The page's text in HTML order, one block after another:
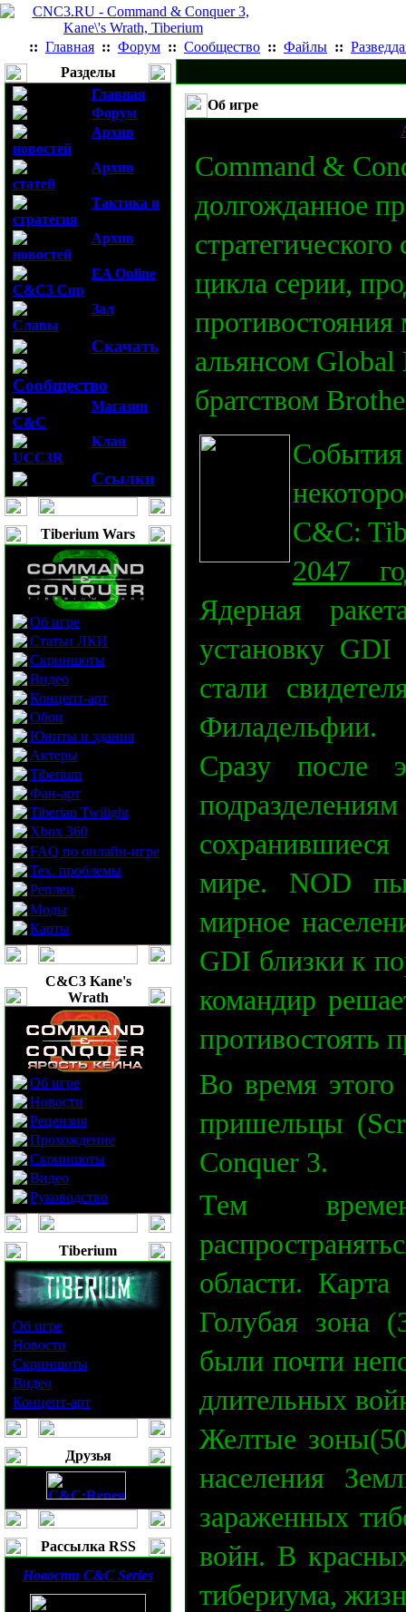
:: Главная :: Форум :: Сообщество :: Файлы ::
Разделы
Главная
Форум
Архив
новостей
Архив
статей
Тактика и
стратегия
Архив
новостей
EA Online
C&C3 Cup
Зал
Славы
Скачать
Сообщество
Магазин
C&C
Клан
UCC3R
Ссылки
Tiberium Wars
Об игре
Статьи ЛКИ
Скриншоты
Видео
Концепт-арт
Обои
Юниты и здания
Актеры
Tiberium
Фан-арт
Tiberian Twilight
Xbox 360
FAQ по онлайн-игре
Тех. проблемы
Реплеи
Моды
Карты
C&C3 Kane's
Wrath
Об игре
Новости
Рецензия
Прохождение
Скриншоты
Видео
Руководство
Tiberium
Об игре
Новости
Скриншоты
Видео
Концепт-арт
Друзья
Рассылка RSS
Новости C&C Series
Об игре
Command &
долгожданное
цикла серии,
альянсом
братством
C&C:
2047
Ядерная
установку
стали
Филадельфии.
Сразу после
мире. NOD
мирное
GDI близки к
командир
противостоять
Во время этого
пришельцы
Conquer 3.
Тем
области.
Голубая зона
были почти
длительных
Желтые
населения
зараженных
войн. В
тибериума,